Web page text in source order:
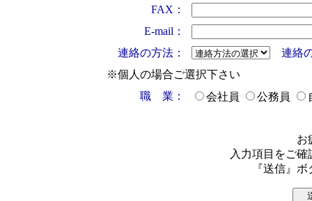
FAX：
E-mail：
連絡の方法：
連絡
※個人の場合ご選択下さい
職 業：
会社員 公務員
お
入力項目をご
『送信』